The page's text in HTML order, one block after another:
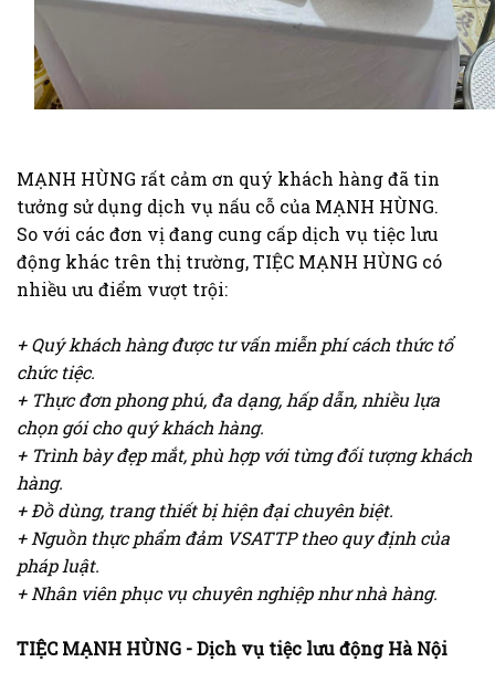
MẠNH HÙNG rất cảm ơn quý khách hàng đã tin
tưởng sử dụng dịch vụ nấu cỗ của MẠNH HÙNG.
So với các đơn vị đang cung cấp dịch vụ tiệc lưu
động khác trên thị trường, TIỆC MẠNH HÙNG có
nhiều ưu điểm vượt trội:
+ Quý khách hàng được tư vấn miễn phí cách thức tổ
chức tiệc.
+ Thực đơn phong phú, đa dạng, hấp dẫn, nhiều lựa
chọn gói cho quý khách hàng.
+ Trình bày đẹp mắt, phù hợp với từng đối tượng khách
hàng.
+ Đồ dùng, trang thiết bị hiện đại chuyên biệt.
+ Nguồn thực phẩm đảm VSATTP theo quy định của
pháp luật.
+ Nhân viên phục vụ chuyên nghiệp như nhà hàng.
TIỆC MẠNH HÙNG - Dịch vụ tiệc lưu động Hà Nội